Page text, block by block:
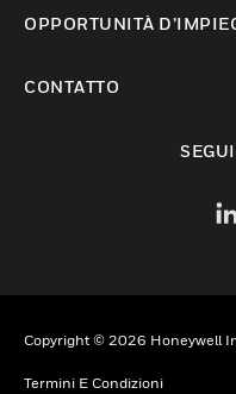
OPPORTUNITÀ
CONTATTO
Copyright © 2026 Honeywell
Termini E Condizioni